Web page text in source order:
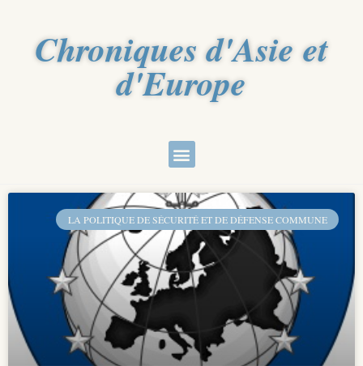
Chroniques d'Asie et
d'Europe
LA POLITIQUE DE SÉCURITÉ ET DE DÉFENSE COMMUNE